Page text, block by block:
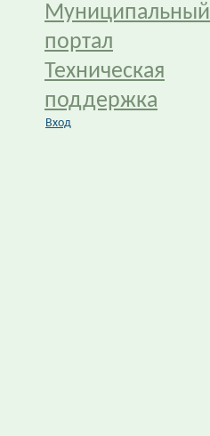
Муниципальный
портал
Техническая
поддержка
Вход